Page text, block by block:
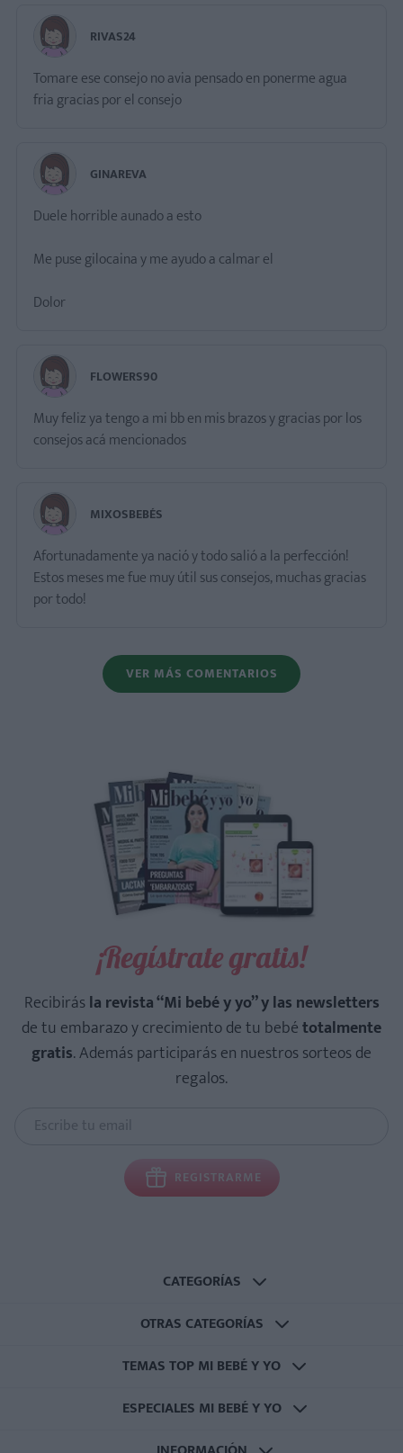
RIVAS24
Tomare ese consejo no avia pensado en ponerme agua
fria gracias por el consejo
GINAREVA
Duele horrible aunado a esto
Me puse gilocaina y me ayudo a calmar el
Dolor
FLOWERS90
Muy feliz ya tengo a mi bb en mis brazos y gracias por los
consejos acá mencionados
MIXOSBEBÉS
Afortunadamente ya nació y todo salió a la perfección!
Estos meses me fue muy útil sus consejos, muchas gracias
por todo!
VER MÁS COMENTARIOS
¡Regístrate gratis!
Recibirásla revista “Mi bebé y yo” y las newsletters
de tu embarazo y crecimiento de tu bebétotalmente
gratis. Además participarás en nuestros sorteos de
regalos.
REGISTRARME
CATEGORÍAS
OTRAS CATEGORÍAS
TEMAS TOP MI BEBÉ Y YO
ESPECIALES MI BEBÉ Y YO